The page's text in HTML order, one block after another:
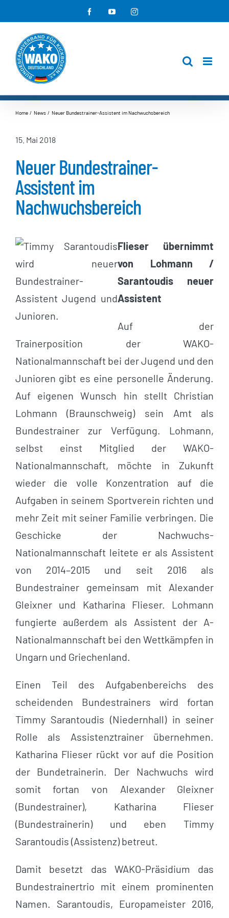
Inhalt
springen
FacebookYouTubeInstagram
Home News Neuer Bundestrainer-Assistent im Nachwuchsbereich
15. Mai 2018
Neuer Bundestrainer-
Assistent im
Nachwuchsbereich
Flieser übernimmt
von Lohmann /
Sarantoudis neuer
Assistent
Auf der
Trainerposition der WAKO-
Nationalmannschaft bei der Jugend und den
Junioren gibt es eine personelle Änderung.
Auf eigenen Wunsch hin stellt Christian
Lohmann (Braunschweig) sein Amt als
Bundestrainer zur Verfügung. Lohmann,
selbst einst Mitglied der WAKO-
Nationalmannschaft, möchte in Zukunft
wieder die volle Konzentration auf die
Aufgaben in seinem Sportverein richten und
mehr Zeit mit seiner Familie verbringen. Die
Geschicke der Nachwuchs-
Nationalmannschaft leitete er als Assistent
von 2014–2015 und seit 2016 als
Bundestrainer gemeinsam mit Alexander
Gleixner und Katharina Flieser. Lohmann
fungierte außerdem als Assistent der A-
Nationalmannschaft bei den Wettkämpfen in
Ungarn und Griechenland.
Einen Teil des Aufgabenbereichs des
scheidenden Bundestrainers wird fortan
Timmy Sarantoudis (Niedernhall) in seiner
Rolle als Assistenztrainer übernehmen.
Katharina Flieser rückt vor auf die Position
der Bundetrainerin. Der Nachwuchs wird
somit fortan von Alexander Gleixner
(Bundestrainer), Katharina Flieser
(Bundestrainerin) und eben Timmy
Sarantoudis (Assistenz) betreut.
Damit besetzt das WAKO-Präsidium das
Bundestrainertrio mit einem prominenten
Namen. Sarantoudis, Europameister 2016,